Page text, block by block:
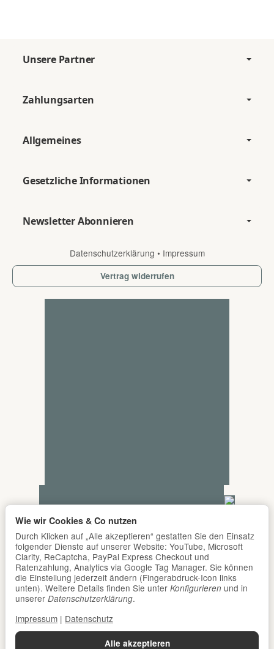
Unsere Partner
Zahlungsarten
Allgemeines
Gesetzliche Informationen
Newsletter Abonnieren
Datenschutzerklärung • Impressum
Vertrag widerrufen
Alle akzeptieren
Wie wir Cookies & Co nutzen
Durch Klicken auf „Alle akzeptieren“ gestatten Sie den Einsatz
folgender Dienste auf unserer Website: YouTube, Microsoft
Clarity, ReCaptcha, PayPal Express Checkout und
Ratenzahlung, Analytics via Google Tag Manager. Sie können
die Einstellung jederzeit ändern (Fingerabdruck-Icon links
unten). Weitere Details finden Sie unter Konfigurieren und in
unserer Datenschutzerklärung.
Impressum | Datenschutz